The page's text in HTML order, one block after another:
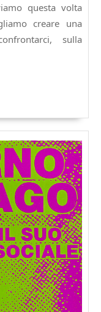
questa volta
creare una
sulla